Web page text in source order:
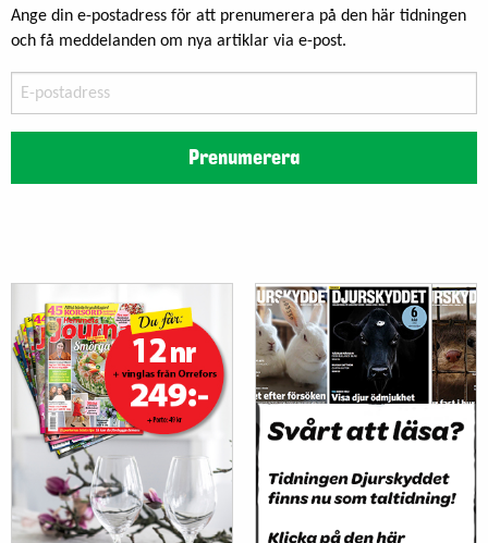
Ange din e-postadress för att prenumerera på den här tidningen
och få meddelanden om nya artiklar via e-post.
postadress
Prenumerera